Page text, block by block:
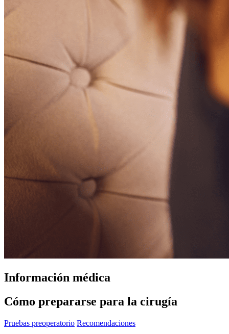
Información médica
Cómo prepararse para la cirugía
Pruebas preoperatorio Recomendaciones